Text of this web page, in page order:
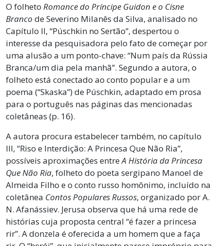
O folheto Romance do Príncipe Guidon e o Cisne
Branco de Severino Milanês da Silva, analisado no
Capítulo II, “Púschkin no Sertão”, despertou o
interesse da pesquisadora pelo fato de começar por
uma alusão a um ponto-chave: “Num país da Rússia
Branca/um dia pela manhã”. Segundo a autora, o
folheto está conectado ao conto popular e a um
poema (“Skaska”) de Púschkin, adaptado em prosa
para o português nas páginas das mencionadas
coletâneas (p. 16).
A autora procura estabelecer também, no capítulo
III, “Riso e Interdição: A Princesa Que Não Ria”,
possíveis aproximações entreA História da Princesa
Que Não Ria, folheto do poeta sergipano Manoel de
Almeida Filho e o conto russo homônimo, incluído na
coletânea Contos Populares Russos, organizado por A.
N. Afanássiev. Jerusa observa que há uma rede de
histórias cuja proposta central “é fazer a princesa
rir”. A donzela é oferecida a um homem que a faça